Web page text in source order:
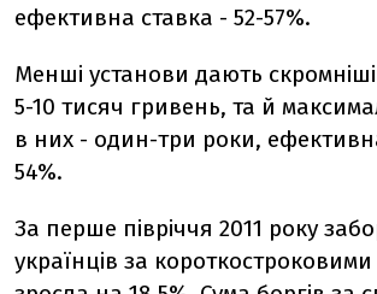
ефективна ставка - 52-57%.
Менші установи дають
5-10 тисяч гривень, та й
в них - один-три роки,
54%.
За перше півріччя 2011 року
українців за